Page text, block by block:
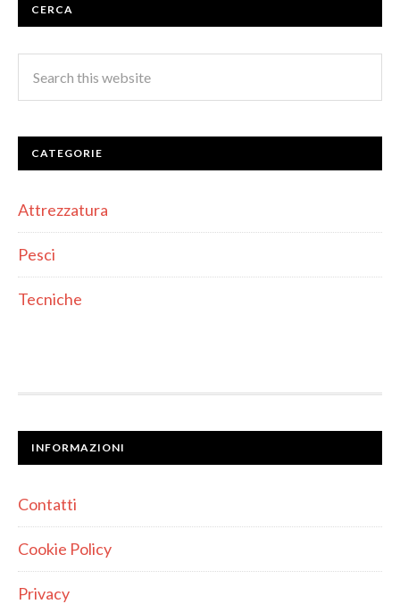
CERCA
CATEGORIE
Attrezzatura
Pesci
Tecniche
INFORMAZIONI
Contatti
Cookie Policy
Privacy